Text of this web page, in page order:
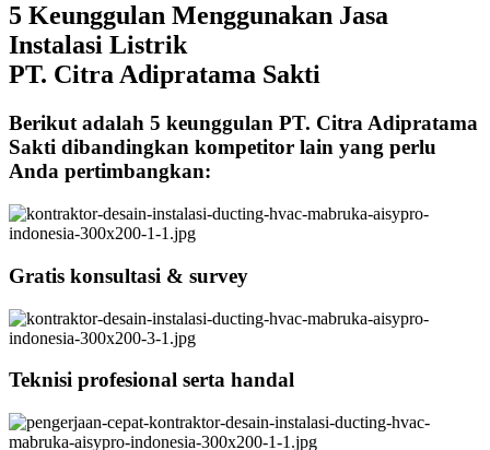
5 Keunggulan Menggunakan Jasa
Instalasi Listrik
PT. Citra Adipratama Sakti
Berikut adalah 5 keunggulan PT. Citra Adipratama
Sakti dibandingkan kompetitor lain yang perlu
Anda pertimbangkan:
Gratis konsultasi & survey
Teknisi profesional serta handal